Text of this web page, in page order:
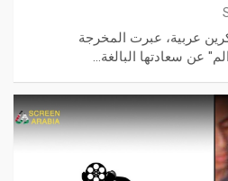
عربية، عبرت المخرجة
عن سعادتها البالغة…